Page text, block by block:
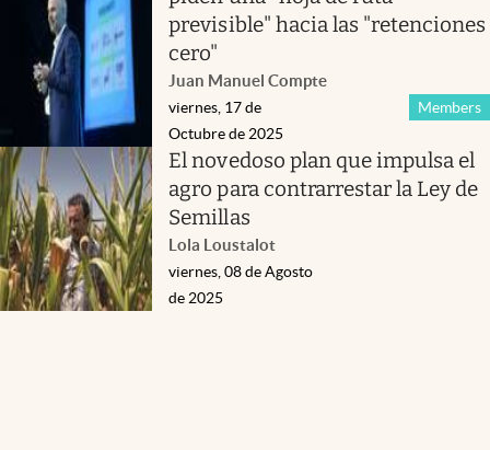
previsible" hacia las "retenciones
cero"
Juan Manuel Compte
Members
viernes, 17 de
Octubre de 2025
El novedoso plan que impulsa el
agro para contrarrestar la Ley de
Semillas
Lola Loustalot
viernes, 08 de Agosto
de 2025